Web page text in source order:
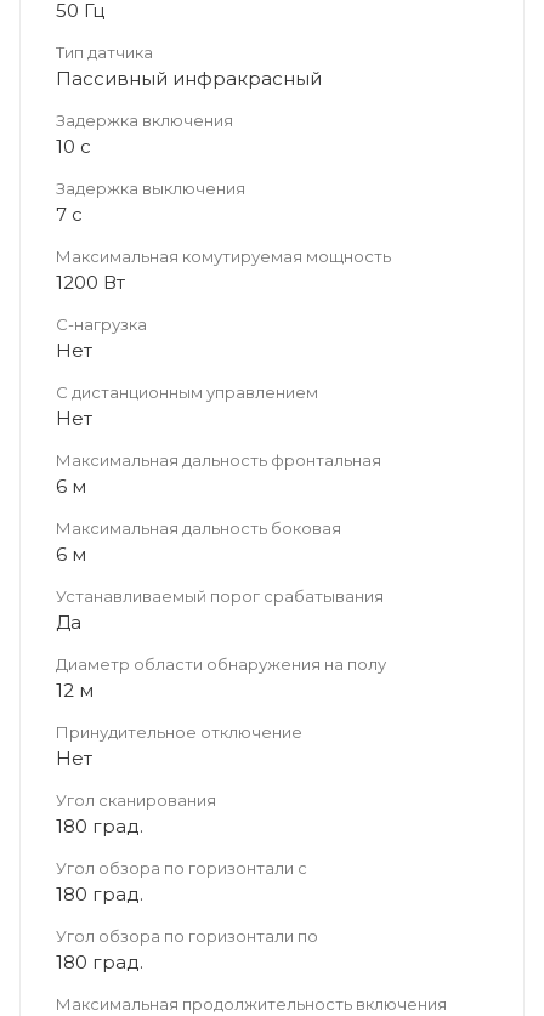
50 Гц
Тип датчика
Пассивный инфракрасный
Задержка включения
10 с
Задержка выключения
7 с
Максимальная комутируемая мощность
1200 Вт
C-нагрузка
Нет
С дистанционным управлением
Нет
Максимальная дальность фронтальная
6 м
Максимальная дальность боковая
6 м
Устанавливаемый порог срабатывания
Да
Диаметр области обнаружения на полу
12 м
Принудительное отключение
Нет
Угол сканирования
180 град.
Угол обзора по горизонтали с
180 град.
Угол обзора по горизонтали по
180 град.
Максимальная продолжительность включения